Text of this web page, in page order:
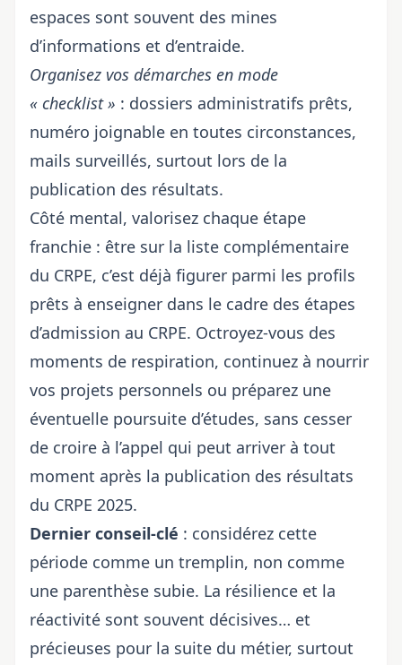
espaces sont souvent des mines
d’informations et d’entraide.
Organisez vos démarches en mode
« checklist » : dossiers administratifs prêts,
numéro joignable en toutes circonstances,
mails surveillés, surtout lors de la
publication des résultats.
Côté mental, valorisez chaque étape
franchie : être sur la liste complémentaire
du CRPE, c’est déjà figurer parmi les profils
prêts à enseigner dans le cadre des étapes
d’admission au CRPE. Octroyez-vous des
moments de respiration, continuez à nourrir
vos projets personnels ou préparez une
éventuelle poursuite d’études, sans cesser
de croire à l’appel qui peut arriver à tout
moment après la publication des résultats
du CRPE 2025.
Dernier conseil-clé : considérez cette
période comme un tremplin, non comme
une parenthèse subie. La résilience et la
réactivité sont souvent décisives… et
précieuses pour la suite du métier, surtout